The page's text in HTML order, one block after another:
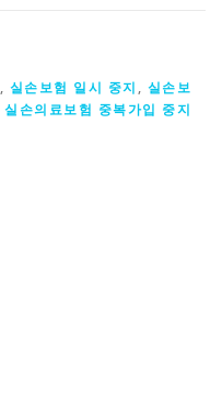
, 실손보험 일시 중지 , 실손보
실손의료보험 중복가입 중지